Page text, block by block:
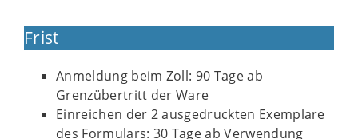
Frist
Anmeldung beim Zoll: 90 Tage ab
Grenzübertritt der Ware
Einreichen der 2 ausgedruckten Exemplare
des Formulars: 30 Tage ab Verwendung